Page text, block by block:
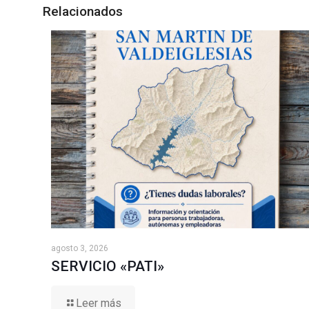
Relacionados
agosto 3, 2026
SERVICIO «PATI»
Leer más